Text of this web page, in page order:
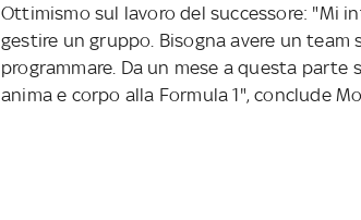
Ottimismo sul lavoro del successore: "Mi
gestire un gruppo. Bisogna avere un team
programmare. Da un mese a questa
anima e corpo alla Formula 1", conclude